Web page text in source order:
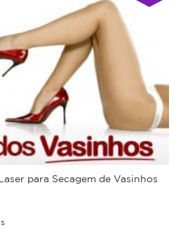
para Secagem de Vasinhos